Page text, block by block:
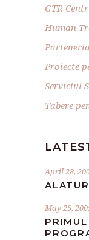
GTR
Human
Proiecte
Serviciul
Tabere
April 28,
May 25,